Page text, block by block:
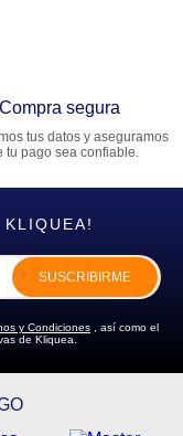
Compra segura
tus datos y aseguramos
tu pago sea confiable.
SUSCRIBIRME
y Condiciones , así como el
de Kliquea.